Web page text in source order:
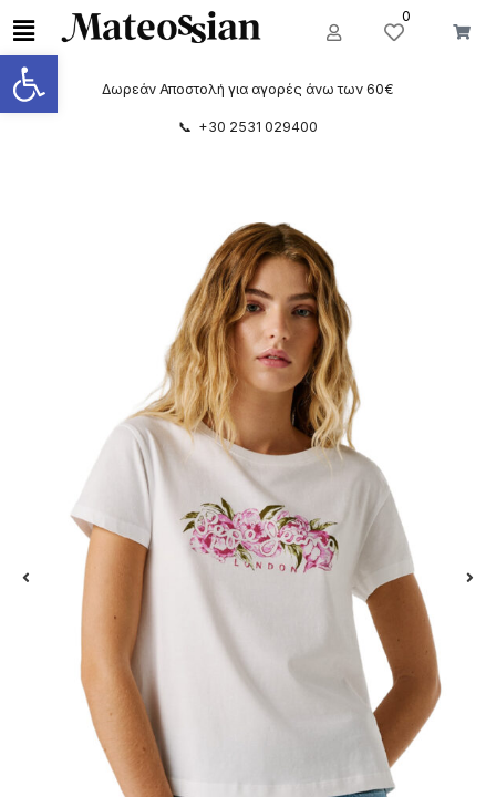
Ανοίξτε τη γραμμή εργαλείων
0
Δωρεάν Αποστολή για αγορές άνω των 60€
📞 +30 2531 029400